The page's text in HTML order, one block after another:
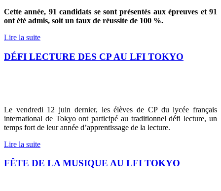
Cette année, 91 candidats se sont présentés aux épreuves et 91
ont été admis, soit un taux de réussite de 100 %.
Lire la suite
DÉFI LECTURE DES CP AU LFI TOKYO
Le vendredi 12 juin dernier, les élèves de CP du lycée français
international de Tokyo ont participé au traditionnel défi lecture, un
temps fort de leur année d’apprentissage de la lecture.
Lire la suite
FÊTE DE LA MUSIQUE AU LFI TOKYO